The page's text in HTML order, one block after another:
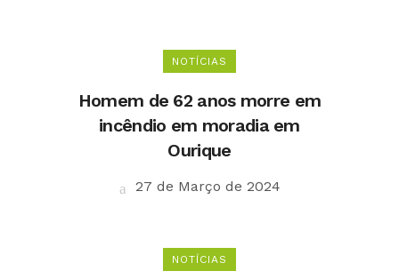
NOTÍCIAS
Homem de 62 anos morre em
incêndio em moradia em
Ourique
27 de Março de 2024
NOTÍCIAS